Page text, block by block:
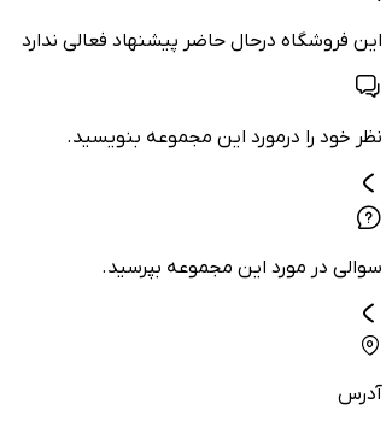
این فروشگاه درحال حاضر پیشنهاد فعالی ندارد
نظر خود را درمورد این مجموعه بنویسید.
سوالی در مورد این مجموعه بپرسید.
آدرس